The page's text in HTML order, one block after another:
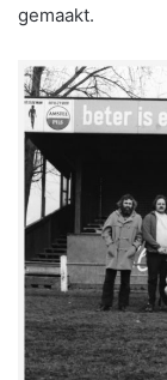
gemaakt.